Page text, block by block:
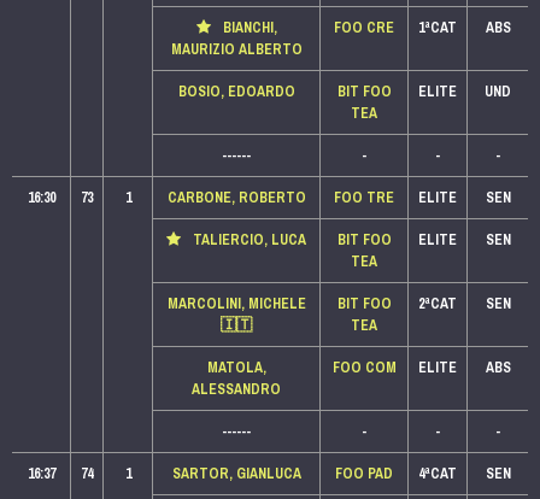
BIANCHI,
MAURIZIO ALBERTO
FOO CRE 1ªCAT ABS
BOSIO, EDOARDO
BIT FOO
TEA
ELITE UND
------ - -
-
16:30
73 1 CARBONE, ROBERTO FOO TRE ELITE
SEN
TALIERCIO, LUCA
BIT FOO
TEA
ELITE SEN
MARCOLINI, MICHELE
🇮🇹
BIT FOO
TEA
2ªCAT SEN
MATOLA,
ALESSANDRO
FOO COM ELITE ABS
------ - -
-
16:37
74 1 SARTOR, GIANLUCA FOO PAD 4ªCAT
SEN